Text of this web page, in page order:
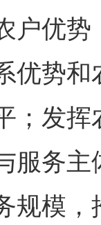
户优
优势
；发
服务
规模